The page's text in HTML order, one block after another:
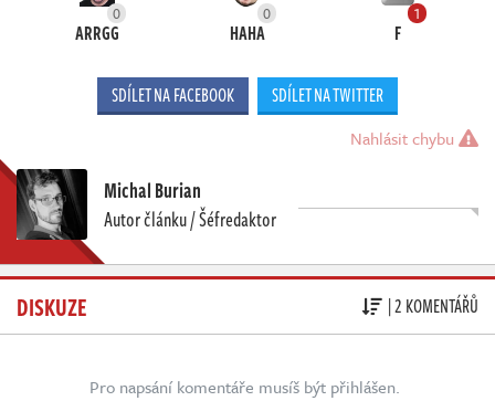
0
ARRGG
0
HAHA
1
F
SDÍLET NA FACEBOOK SDÍLET NA TWITTER
Nahlásit chybu
Michal Burian
Autor článku / Šéfredaktor
DISKUZE | 2 KOMENTÁŘŮ
Pro napsání komentáře musíš být přihlášen.